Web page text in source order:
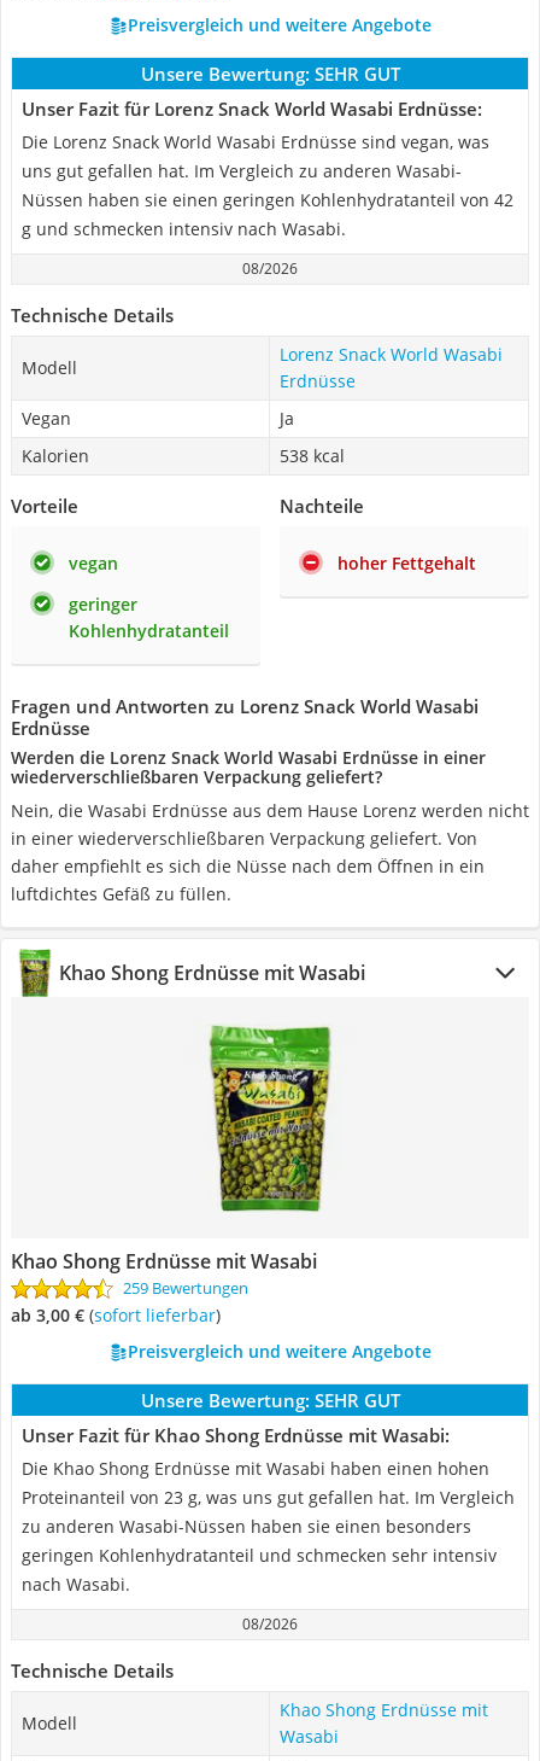
Preisvergleich und weitere Angebote
Unsere Bewertung: SEHR GUT
Unser Fazit für Lorenz Snack World Wasabi Erdnüsse:
Die Lorenz Snack World Wasabi Erdnüsse sind vegan, was
uns gut gefallen hat. Im Vergleich zu anderen Wasabi-
Nüssen haben sie einen geringen Kohlenhydratanteil von 42
g und schmecken intensiv nach Wasabi.
08/2026
Technische Details
Modell
Lorenz Snack World Wasabi
Erdnüsse
Vegan
Ja
Kalorien
538 kcal
Vorteile
vegan
geringer
Kohlenhydratanteil
Nachteile
hoher Fettgehalt
Fragen und Antworten zu Lorenz Snack World Wasabi
Erdnüsse
Werden die Lorenz Snack World Wasabi Erdnüsse in einer
wiederverschließbaren Verpackung geliefert?
Nein, die Wasabi Erdnüsse aus dem Hause Lorenz werden nicht
in einer wiederverschließbaren Verpackung geliefert. Von
daher empfiehlt es sich die Nüsse nach dem Öffnen in ein
luftdichtes Gefäß zu füllen.
Khao Shong Erdnüsse mit Wasabi
Khao Shong Erdnüsse mit Wasabi
259 Bewertungen
ab 3,00 € ( Sofort lieferbar)
Preisvergleich und weitere Angebote
Unsere Bewertung: SEHR GUT
Unser Fazit für Khao Shong Erdnüsse mit Wasabi:
Die Khao Shong Erdnüsse mit Wasabi haben einen hohen
Proteinanteil von 23 g, was uns gut gefallen hat. Im Vergleich
zu anderen Wasabi-Nüssen haben sie einen besonders
geringen Kohlenhydratanteil und schmecken sehr intensiv
nach Wasabi.
08/2026
Technische Details
Modell
Khao Shong Erdnüsse mit
Wasabi